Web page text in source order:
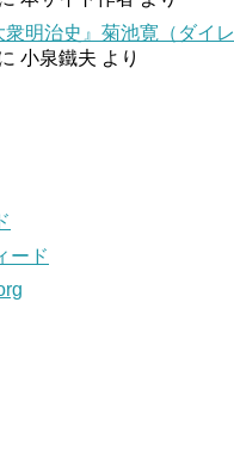
衆明治史』菊池寛（ダイレ
小泉鐵夫 より
ード